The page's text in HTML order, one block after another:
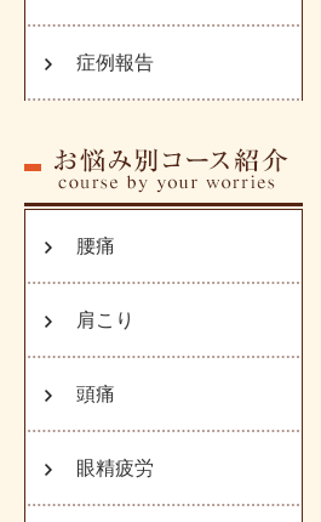
症例報告
腰痛
肩こり
頭痛
眼精疲労